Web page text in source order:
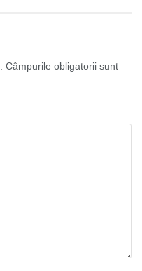
Câmpurile obligatorii sunt